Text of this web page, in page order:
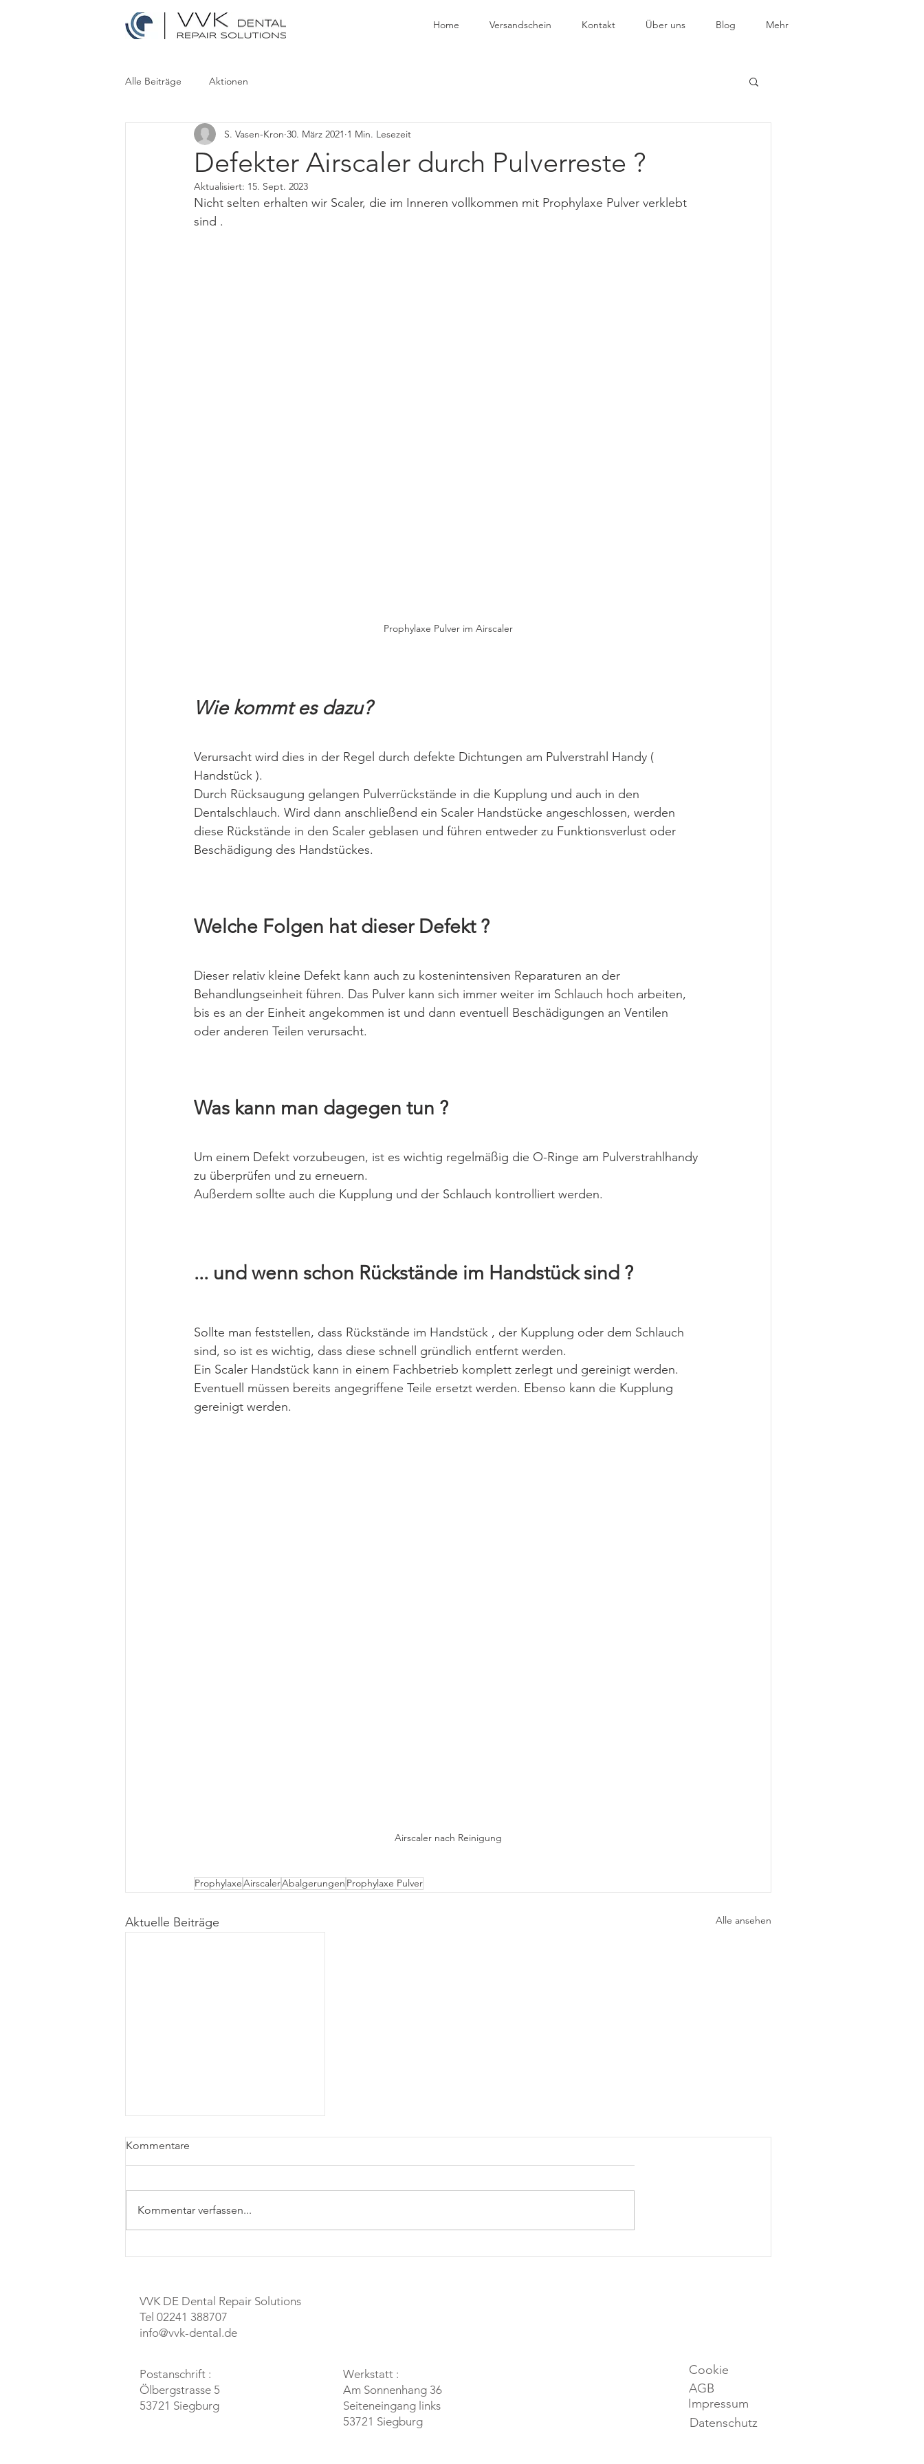
Home Versandschein Kontakt Über uns Blog Mehr
Alle Beiträge Aktionen
Defekter Airscaler durch Pulverreste ?
S. Vasen-Kron 30. März 2021 1 Min. Lesezeit
Aktualisiert: 15. Sept. 2023
Nicht selten erhalten wir Scaler, die im Inneren vollkommen mit Prophylaxe Pulver verklebt
sind .
Prophylaxe Pulver im Airscaler
Wie kommt es dazu?
Verursacht wird dies in der Regel durch defekte Dichtungen am Pulverstrahl Handy (
Handstück ).
Durch Rücksaugung gelangen Pulverrückstände in die Kupplung und auch in den
Dentalschlauch. Wird dann anschließend ein Scaler Handstücke angeschlossen, werden
diese Rückstände in den Scaler geblasen und führen entweder zu Funktionsverlust oder
Beschädigung des Handstückes.
Welche Folgen hat dieser Defekt ?
Dieser relativ kleine Defekt kann auch zu kostenintensiven Reparaturen an der
Behandlungseinheit führen. Das Pulver kann sich immer weiter im Schlauch hoch arbeiten,
bis es an der Einheit angekommen ist und dann eventuell Beschädigungen an Ventilen
oder anderen Teilen verursacht.
Was kann man dagegen tun ?
Um einem Defekt vorzubeugen, ist es wichtig regelmäßig die O-Ringe am Pulverstrahlhandy
zu überprüfen und zu erneuern.
Außerdem sollte auch die Kupplung und der Schlauch kontrolliert werden.
... und wenn schon Rückstände im Handstück sind ?
Sollte man feststellen, dass Rückstände im Handstück , der Kupplung oder dem Schlauch
sind, so ist es wichtig, dass diese schnell gründlich entfernt werden.
Ein Scaler Handstück kann in einem Fachbetrieb komplett zerlegt und gereinigt werden.
Eventuell müssen bereits angegriffene Teile ersetzt werden. Ebenso kann die Kupplung
gereinigt werden.
Airscaler nach Reinigung
ProphylaxeAirscalerAbalgerungen Prophylaxe Pulver
Aktuelle Beiträge Alle ansehen
Kommentare
Kommentar verfassen...
VVK DE Dental Repair Solutions
Tel 02241 388707
info@vvk-dental.de
Postanschrift :
Ölbergstrasse 5
53721 Siegburg
Werkstatt :
Am Sonnenhang 36
Seiteneingang links
53721 Siegburg
Cookie
AGB
Impressum
Datenschutz